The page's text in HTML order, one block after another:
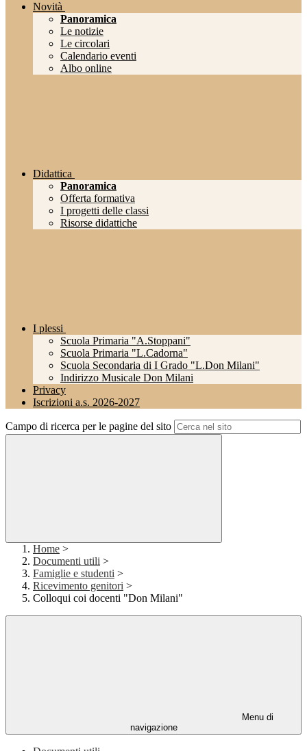
Novità
Panoramica
Le notizie
Le circolari
Calendario eventi
Albo online
Didattica
Panoramica
Offerta formativa
I progetti delle classi
Risorse didattiche
I plessi
Scuola Primaria "A.Stoppani"
Scuola Primaria "L.Cadorna"
Scuola Secondaria di I Grado "L.Don Milani"
Indirizzo Musicale Don Milani
Privacy
Iscrizioni a.s. 2026-2027
Campo di ricerca per le pagine del sito
Home >
Documenti utili >
Famiglie e studenti >
Ricevimento genitori >
Colloqui coi docenti "Don Milani"
Menu di
navigazione